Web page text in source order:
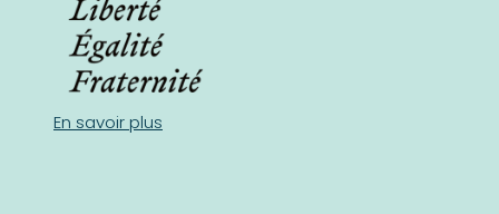
En savoir plus